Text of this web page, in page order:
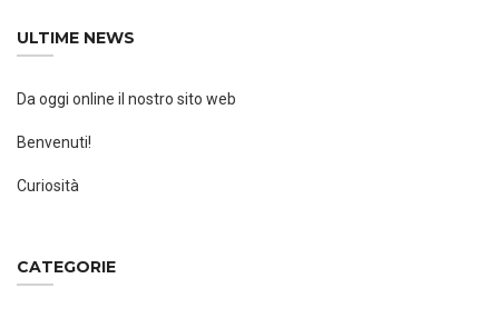
ULTIME NEWS
Da oggi online il nostro sito web
Benvenuti!
Curiosità
CATEGORIE